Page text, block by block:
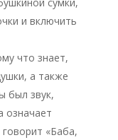
и включить
что знает,
а также
был звук,
означает
«Баба,